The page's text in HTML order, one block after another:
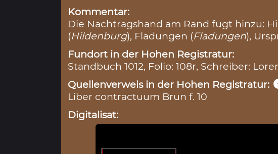
Kommentar:
Die Nachtragshand am Rand fügt hinzu:
(Hildenburg), Fladungen (Fladungen),
Fundort in der Hohen Registratur:
Standbuch 1012, Folio: 108r, Schreiber:
Quellenverweis in der Hohen Registratur:
Liber contractuum Brun f. 10
Digitalisat: